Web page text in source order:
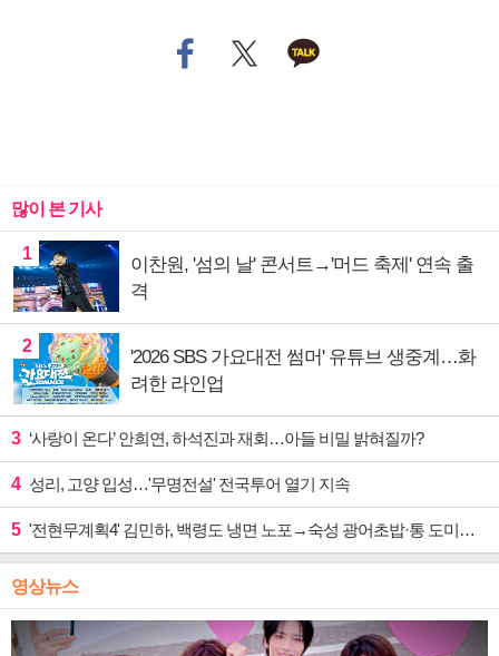
많이 본 기사
1
이찬원, '섬의 날' 콘서트→'머드 축제' 연속 출
격
2
'2026 SBS 가요대전 썸머' 유튜브 생중계…화
려한 라인업
3 ‘사랑이 온다’ 안희연, 하석진과 재회…아들 비밀 밝혀질까?
4 성리, 고양 입성…'무명전설' 전국투어 열기 지속
5 '전현무계획4' 김민하, 백령도 냉면 노포→숙성 광어초밥·통 도미찜 맛집 탐방
영상뉴스